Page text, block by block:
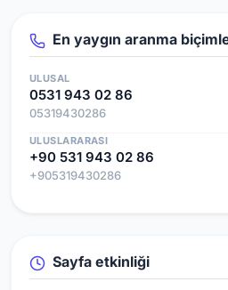
En yaygın aranma
ULUSAL
0531 943 02 86
05319430286
ULUSLARARASI
+90 531 943 02 86
+905319430286
Sayfa etkinliği